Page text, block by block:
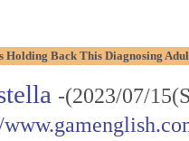
Holding Back This Diagnosing
-(2023/07/